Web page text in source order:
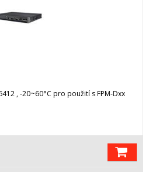
, -20~60°C pro použití s FPM-Dxx